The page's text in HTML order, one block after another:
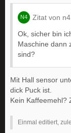
Zitat von
Ok, sicher bin
Maschine dann
sind?
Mit Hall sensor
dick Puck ist.
Kein Kaffeemehl?
Einmal editiert,